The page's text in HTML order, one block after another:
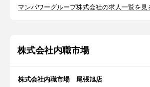
マンパワーグループ株式会社の求人一覧を見
株式会社内職市場
株式会社内職市場 尾張旭店